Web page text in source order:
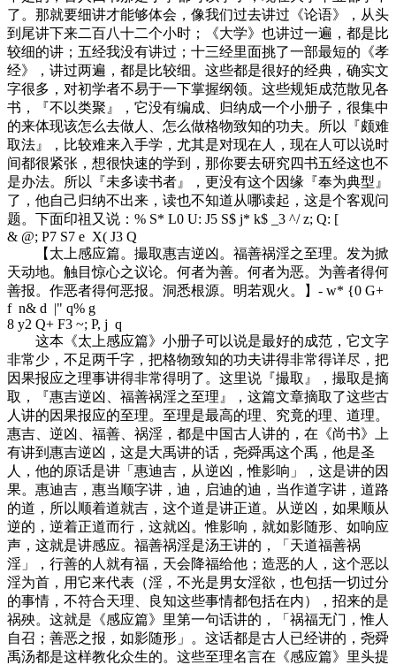
了。那就要细讲才能够体会，像我们过去讲过《论语》，从头
到尾讲下来二百八十二个小时；《大学》也讲过一遍，都是比
较细的讲；五经我没有讲过；十三经里面挑了一部最短的《孝
经》，讲过两遍，都是比较细。这些都是很好的经典，确实文
字很多，对初学者不易于一下掌握纲领。这些规矩成范散见各
书，『不以类聚』，它没有编成、归纳成一个小册子，很集中
的来体现该怎么去做人、怎么做格物致知的功夫。所以『颇难
取法』，比较难来入手学，尤其是对现在人，现在人可以说时
间都很紧张，想很快速的学到，那你要去研究四书五经这也不
是办法。所以『未多读书者』，更没有这个因缘『奉为典型』
了，他自己归纳不出来，读也不知道从哪读起，这是个客观问
题。下面印祖又说： % S* L0 U: J5 S$ j* k$ _3 ^/ z; Q: [
& @; P7 S7 e X( J3 Q
【太上感应篇。撮取惠吉逆凶。福善祸淫之至理。发为掀
天动地。触目惊心之议论。何者为善。何者为恶。为善者得何
善报。作恶者得何恶报。洞悉根源。明若观火。】 - w* {0 G+
f n& d |" q% g
8 y2 Q+ F3 ~; P, j q
这本《太上感应篇》小册子可以说是最好的成范，它文字
非常少，不足两千字，把格物致知的功夫讲得非常得详尽，把
因果报应之理事讲得非常得明了。这里说『撮取』，撮取是摘
取，『惠吉逆凶、福善祸淫之至理』，这篇文章摘取了这些古
人讲的因果报应的至理。至理是最高的理、究竟的理、道理。
惠吉、逆凶、福善、祸淫，都是中国古人讲的，在《尚书》上
有讲到惠吉逆凶，这是大禹讲的话，尧舜禹这个禹，他是圣
人，他的原话是讲「惠迪吉，从逆凶，惟影响」，这是讲的因
果。惠迪吉，惠当顺字讲，迪，启迪的迪，当作道字讲，道路
的道，所以顺着道就吉，这个道是讲正道。从逆凶，如果顺从
逆的，逆着正道而行，这就凶。惟影响，就如影随形、如响应
声，这就是讲感应。福善祸淫是汤王讲的，「天道福善祸
淫」，行善的人就有福，天会降福给他；造恶的人，这个恶以
淫为首，用它来代表（淫，不光是男女淫欲，也包括一切过分
的事情，不符合天理、良知这些事情都包括在内），招来的是
祸殃。这就是《感应篇》里第一句话讲的，「祸福无门，惟人
自召；善恶之报，如影随形」。这话都是古人已经讲的，尧舜
禹汤都是这样教化众生的。这些至理名言在《感应篇》里头提